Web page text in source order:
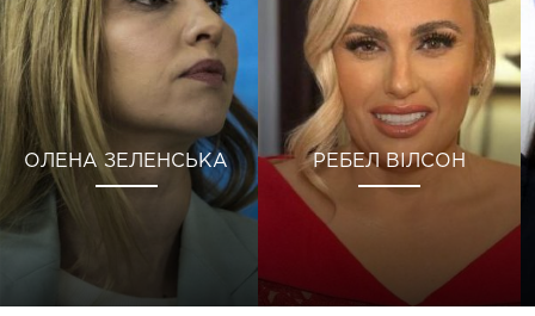
ОЛЕНА ЗЕЛЕНСЬКА РЕБЕЛ ВІЛСОН